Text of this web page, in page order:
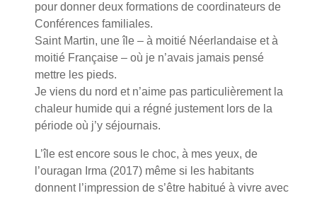
pour donner deux formations de coordinateurs de
Conférences familiales.
Saint Martin, une île – à moitié Néerlandaise et à
moitié Française – où je n’avais jamais pensé
mettre les pieds.
Je viens du nord et n’aime pas particulièrement la
chaleur humide qui a régné justement lors de la
période où j’y séjournais.
L’île est encore sous le choc, à mes yeux, de
l’ouragan Irma (2017) même si les habitants
donnent l’impression de s’être habitué à vivre avec